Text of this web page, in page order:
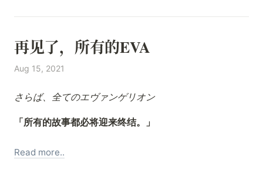
再见了，所有的EVA
Aug 15, 2021
さらば、全てのエヴァンゲリオン
「所有的故事都必将迎来终结。」
Read more..